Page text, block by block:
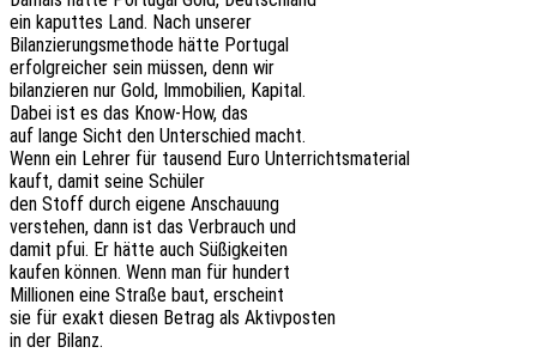
ein kaput­tes Land. Nach unserer
Bilan­zie­rungs­me­tho­de hätte Portugal
erfolg­rei­cher sein müssen, denn wir
bilan­zie­ren nur Gold, Immo­bi­li­en, Kapital.
Dabei ist es das Know-How, das
auf lange Sicht den Unter­schied macht.
Wenn ein Lehrer für tausend Euro Unterrichtsmaterial
kauft, damit seine Schüler
den Stoff durch eigene Anschauung
verste­hen, dann ist das Verbrauch und
damit pfui. Er hätte auch Süßigkeiten
kaufen können. Wenn man für hundert
Millio­nen eine Straße baut, erscheint
sie für exakt diesen Betrag als Aktivposten
in der Bilanz.